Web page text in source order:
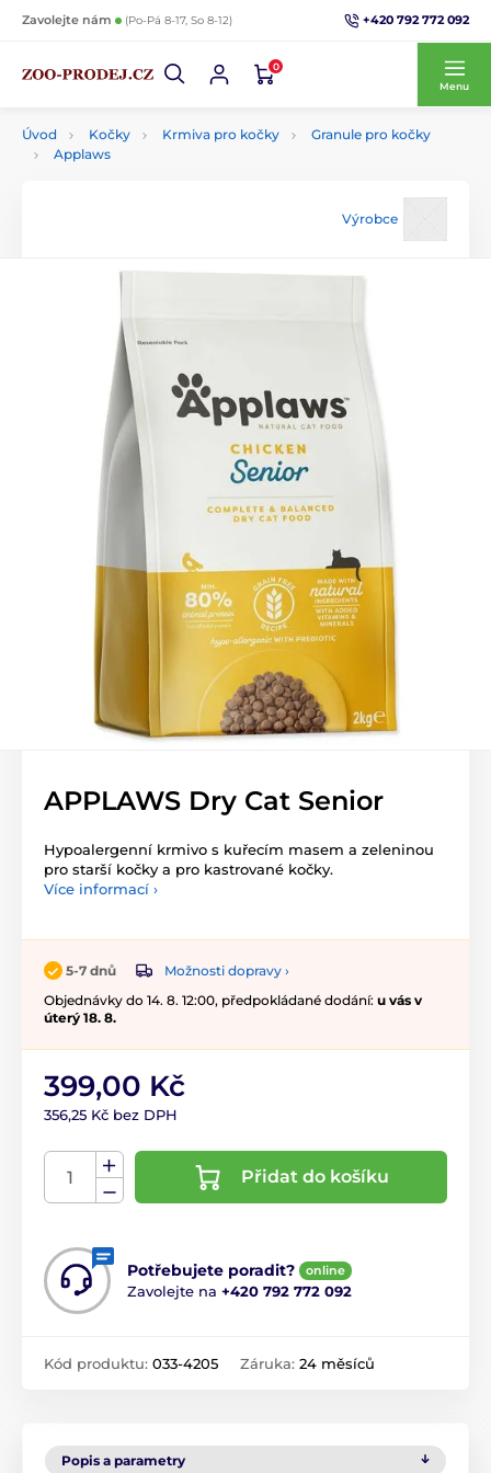
Zavolejte nám (Po-Pá 8-17, So 8-12) +420 792 772 092
0
Menu
Úvod Kočky Krmiva pro kočky
Granule pro kočky
Applaws
Výrobce
APPLAWS Dry Cat Senior
Hypoalergenní krmivo s kuřecím masem a zeleninou
pro starší kočky a pro kastrované kočky.
Více informací ›
5-7 dnů
Možnosti dopravy ›
Objednávky do 14. 8. 12:00, předpokládané dodání: u vás v
úterý 18. 8.
399,00 Kč
356,25 Kč bez DPH
Přidat do košíku
Potřebujete poradit? online
Zavolejte na +420 792 772 092
Kód produktu: 033-4205 Záruka: 24 měsíců
Popis a parametry